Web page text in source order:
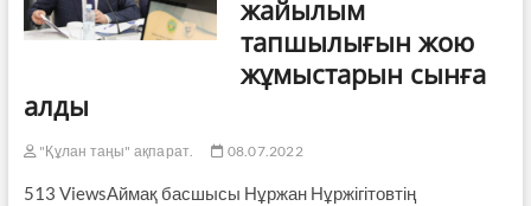
жайылым
тапшылығын жою
жұмыстарын сынға
алды
"Құлан таңы" ақпарат. 08.07.2022
513 ViewsАймақ басшысы Нұржан Нұржігітовтің